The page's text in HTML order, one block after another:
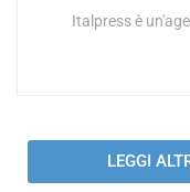
Italpress è
LEGGI